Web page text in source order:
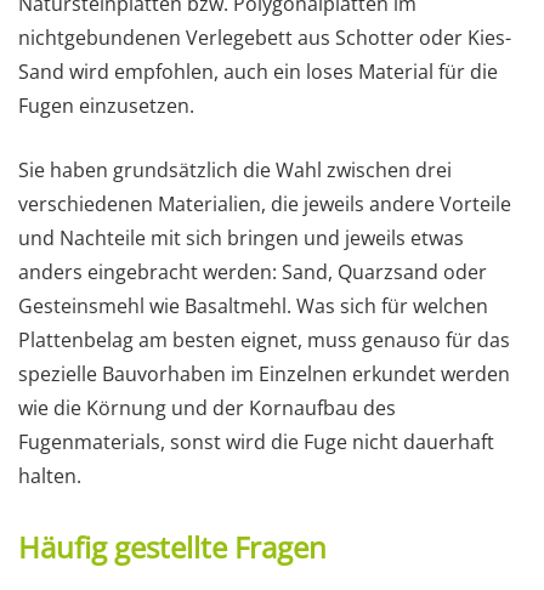
nichtgebundenen Verlegebett aus Schotter oder Kies-
Sand wird empfohlen, auch ein loses Material für die
Fugen einzusetzen.
Sie haben grundsätzlich die Wahl zwischen drei
verschiedenen Materialien, die jeweils andere Vorteile
und Nachteile mit sich bringen und jeweils etwas
anders eingebracht werden: Sand, Quarzsand oder
Gesteinsmehl wie Basaltmehl. Was sich für welchen
Plattenbelag am besten eignet, muss genauso für das
spezielle Bauvorhaben im Einzelnen erkundet werden
wie die Körnung und der Kornaufbau des
Fugenmaterials, sonst wird die Fuge nicht dauerhaft
halten.
Häufig gestellte Fragen